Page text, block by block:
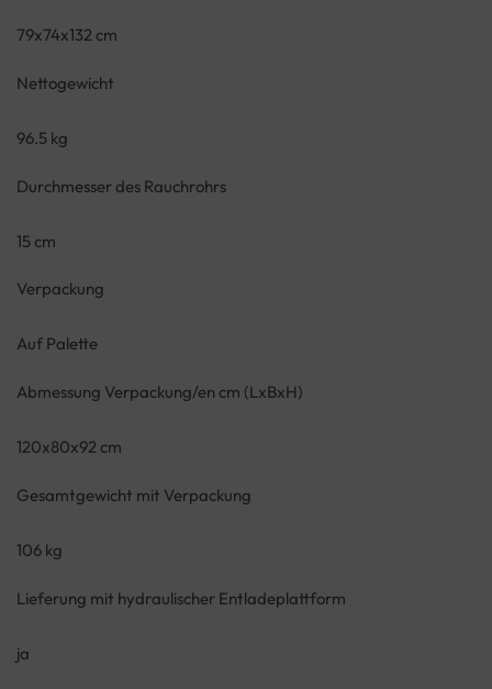
79x74x132 cm
Nettogewicht
96.5 kg
Durchmesser des Rauchrohrs
15 cm
Verpackung
Auf Palette
Abmessung Verpackung/en cm (LxBxH)
120x80x92 cm
Gesamtgewicht mit Verpackung
106 kg
Lieferung mit hydraulischer Entladeplattform
ja